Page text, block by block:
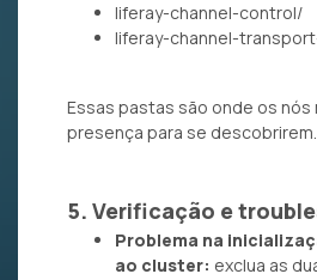
liferay-channel-control/
liferay-channel-
Essas pastas são onde os nós
presença para se descobrirem.
5. Verificação e
Problema na
ao cluster: exclua as